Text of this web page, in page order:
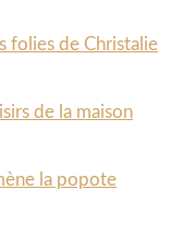
folies de Christalie
de la maison
la popote